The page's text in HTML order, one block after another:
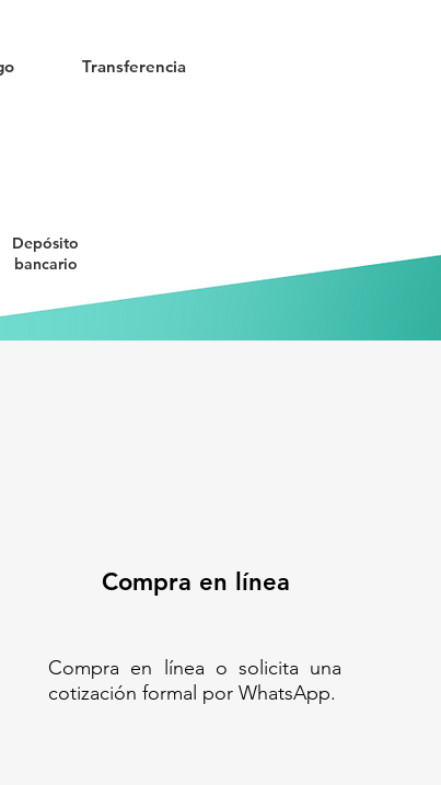
Transferencia
Depósito
bancario
Compra en línea
Compra en línea o solicita una
cotización formal por WhatsApp.